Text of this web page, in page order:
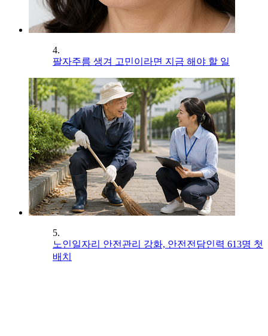
4.
팔자주름 생겨 고민이라면 지금 해야 할 일
5.
노인일자리 안전관리 강화, 안전전담인력 613명 첫
배치